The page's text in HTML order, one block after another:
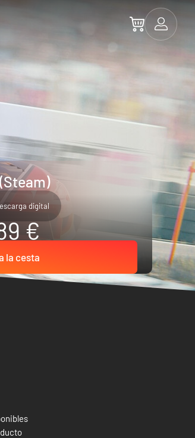
digital
€
la cesta